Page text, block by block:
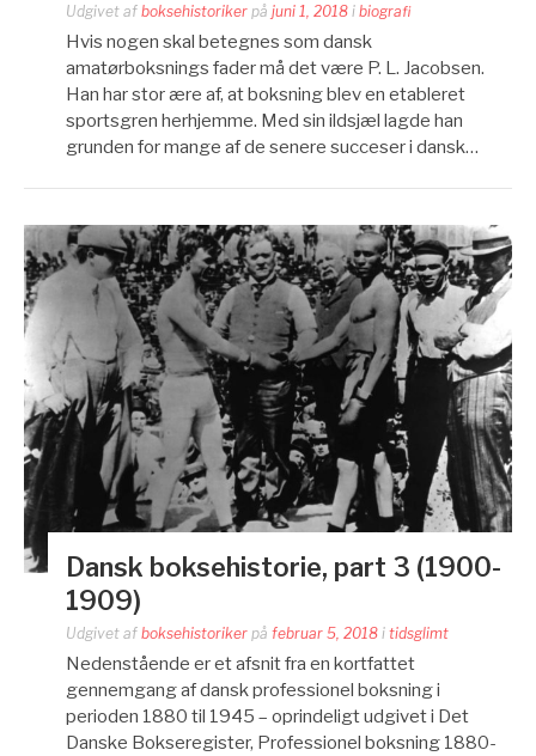
Udgivet af boksehistoriker på juni 1, 2018 i biografi
Hvis nogen skal betegnes som dansk
amatørboksnings fader må det være P. L. Jacobsen.
Han har stor ære af, at boksning blev en etableret
sportsgren herhjemme. Med sin ildsjæl lagde han
grunden for mange af de senere succeser i dansk…
Dansk boksehistorie, part 3 (1900-
1909)
Udgivet af boksehistoriker på februar 5, 2018 i tidsglimt
Nedenstående er et afsnit fra en kortfattet
gennemgang af dansk professionel boksning i
perioden 1880 til 1945 – oprindeligt udgivet i Det
Danske Bokseregister, Professionel boksning 1880-